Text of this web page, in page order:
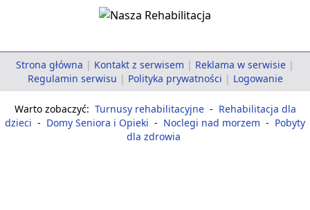
Strona główna | Kontakt z serwisem | Reklama w serwisie |
Regulamin serwisu | Polityka prywatności | Logowanie
Warto zobaczyć: Turnusy rehabilitacyjne - Rehabilitacja dla
dzieci - Domy Seniora i Opieki - Noclegi nad morzem - Pobyty
dla zdrowia